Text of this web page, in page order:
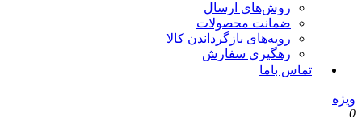
روش‌های ارسال
ضمانت محصولات
رویه‌های بازگرداندن کالا
رهگیری سفارش
تماس باما
ویژه
0